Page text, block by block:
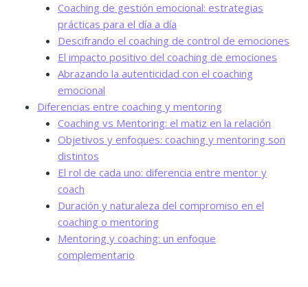
Coaching de gestión emocional: estrategias
prácticas para el día a día
Descifrando el coaching de control de emociones
El impacto positivo del coaching de emociones
Abrazando la autenticidad con el coaching
emocional
Diferencias entre coaching y mentoring
Coaching vs Mentoring: el matiz en la relación
Objetivos y enfoques: coaching y mentoring son
distintos
El rol de cada uno: diferencia entre mentor y
coach
Duración y naturaleza del compromiso en el
coaching o mentoring
Mentoring y coaching: un enfoque
complementario